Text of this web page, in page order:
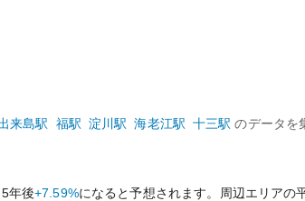
来島駅 福駅 淀川駅 海老江駅 十三駅 のデータを
年後+7.59%になると予想されます。周辺エリアの